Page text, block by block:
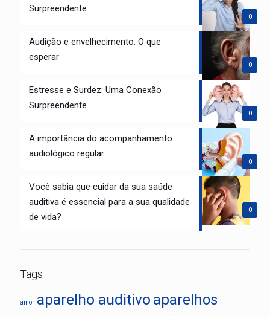
0
Surpreendente
0
Audição e envelhecimento: O que
esperar
0
Estresse e Surdez: Uma Conexão
Surpreendente
0
A importância do acompanhamento
audiológico regular
0
Você sabia que cuidar da sua saúde
auditiva é essencial para a sua qualidade
de vida?
Tags
amor aparelho auditivo aparelhos